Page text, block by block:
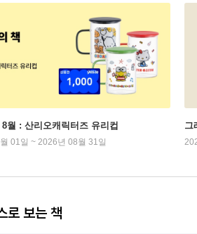
월 : 산리오캐릭터즈 유리컵
01일 ~ 2026년 08월 31일
그
로 보는 책